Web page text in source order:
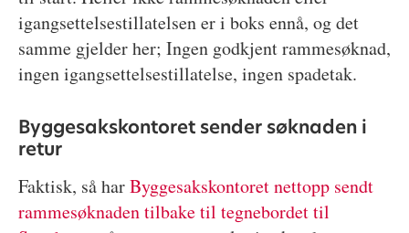
igangsettelsestillatelsen er i boks ennå, og det
samme gjelder her; Ingen godkjent rammesøknad,
ingen igangsettelsestillatelse, ingen spadetak.
Byggesakskontoret sender søknaden i
retur
Faktisk, så harByggesakskontoret nettopp sendt
rammesøknaden tilbake til tegnebordet til